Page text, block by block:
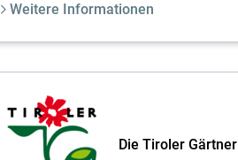
Weitere Informationen
Die Tiroler Gärtner